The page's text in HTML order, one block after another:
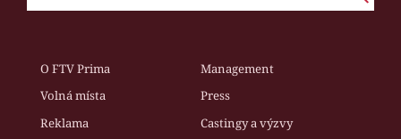
O FTV Prima
Management
Volná místa
Press
Reklama
Castingy a výzvy